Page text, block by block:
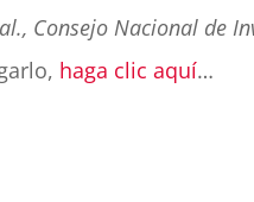
Consejo Nacional de
haga clic aquí…